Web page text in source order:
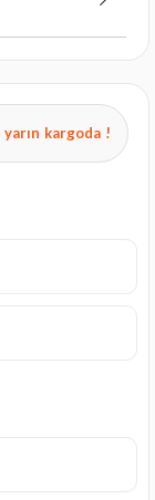
yarın kargoda !